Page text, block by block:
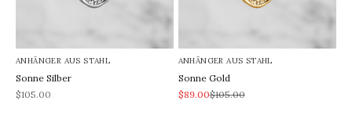
ANHÄNGER AUS STAHL
Sonne Silber
REA-pris
$105.00
ANHÄNGER AUS STAHL
Sonne Gold
REA-pris
$89.00Pris
$105.00